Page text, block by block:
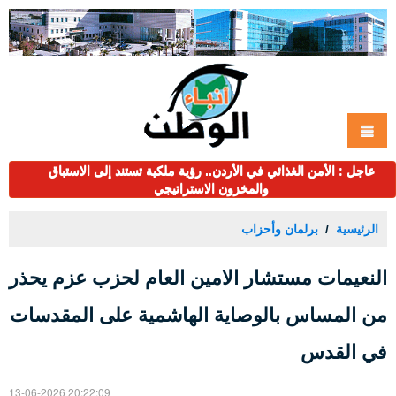
عاجل : الأمن الغذائي في الأردن.. رؤية ملكية تستند إلى الاستباق
والمخزون الاستراتيجي
الرئيسية برلمان وأحزاب
النعيمات مستشار الامين العام لحزب عزم يحذر
من المساس بالوصاية الهاشمية على المقدسات
في القدس
13-06-2026 20:22:09